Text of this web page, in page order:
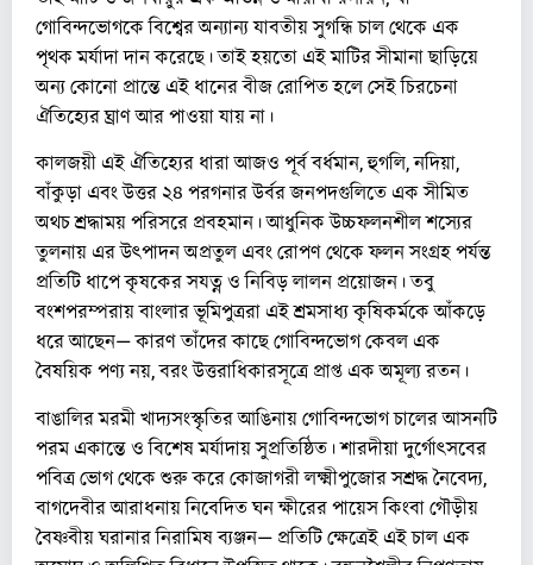
গোবিন্দভোগকে বিশ্বের অন্যান্য যাবতীয় সুগন্ধি চাল থেকে এক
পৃথক মর্যাদা দান করেছে। তাই হয়তো এই মাটির সীমানা ছাড়িয়ে
অন্য কোনো প্রান্তে এই ধানের বীজ রোপিত হলে সেই চিরচেনা
ঐতিহ্যের ঘ্রাণ আর পাওয়া যায় না।
কালজয়ী এই ঐতিহ্যের ধারা আজও পূর্ব বর্ধমান, হুগলি, নদিয়া,
বাঁকুড়া এবং উত্তর ২৪ পরগনার উর্বর জনপদগুলিতে এক সীমিত
অথচ শ্রদ্ধাময় পরিসরে প্রবহমান। আধুনিক উচ্চফলনশীল শস্যের
তুলনায় এর উৎপাদন অপ্রতুল এবং রোপণ থেকে ফলন সংগ্রহ পর্যন্ত
প্রতিটি ধাপে কৃষকের সযত্ন ও নিবিড় লালন প্রয়োজন। তবু
বংশপরম্পরায় বাংলার ভূমিপুত্ররা এই শ্রমসাধ্য কৃষিকর্মকে আঁকড়ে
ধরে আছেন— কারণ তাঁদের কাছে গোবিন্দভোগ কেবল এক
বৈষয়িক পণ্য নয়, বরং উত্তরাধিকারসূত্রে প্রাপ্ত এক অমূল্য রতন।
বাঙালির মরমী খাদ্যসংস্কৃতির আঙিনায় গোবিন্দভোগ চালের আসনটি
পরম একান্তে ও বিশেষ মর্যাদায় সুপ্রতিষ্ঠিত। শারদীয়া দুর্গোৎসবের
পবিত্র ভোগ থেকে শুরু করে কোজাগরী লক্ষ্মীপুজোর সশ্রদ্ধ নৈবেদ্য,
বাগদেবীর আরাধনায় নিবেদিত ঘন ক্ষীরের পায়েস কিংবা গৌড়ীয়
বৈষ্ণবীয় ঘরানার নিরামিষ ব্যঞ্জন— প্রতিটি ক্ষেত্রেই এই চাল এক